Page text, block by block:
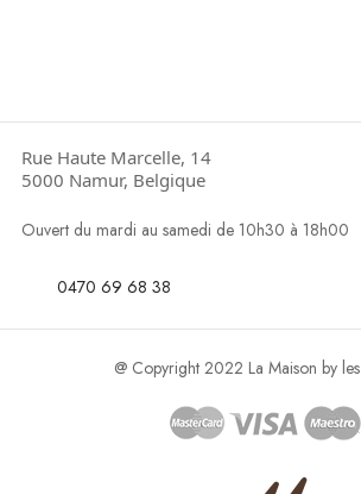
Rue Haute Marcelle, 14
5000 Namur, Belgique
Ouvert du mardi au samedi de 10h30 à 18h00
0470 69 68 38
@ Copyright 2022 La Maison by les